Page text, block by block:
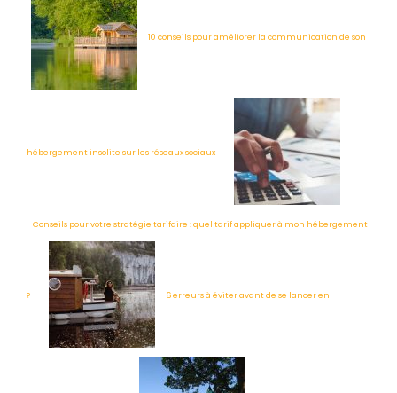
10 conseils pour améliorer la communication de son
hébergement insolite sur les réseaux sociaux
Conseils pour votre stratégie tarifaire : quel tarif appliquer à mon hébergement
? 6 erreurs à éviter avant de se lancer en